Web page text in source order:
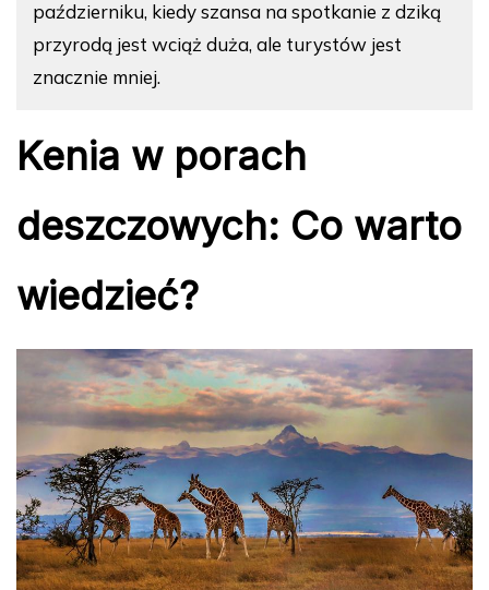
październiku, kiedy szansa na spotkanie z dziką
przyrodą jest wciąż duża, ale turystów jest
znacznie mniej.
Kenia w porach
deszczowych: Co warto
wiedzieć?